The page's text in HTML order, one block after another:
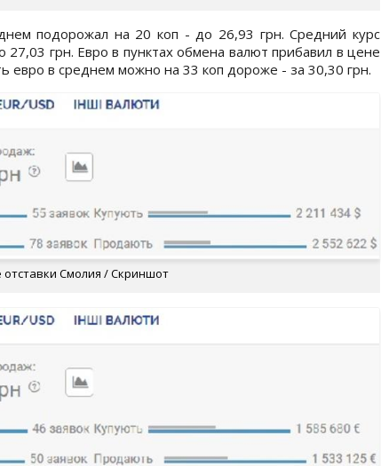
подорожал на 20 коп - до 26,93 грн. Средний курс
грн. Евро в пунктах обмена валют прибавил в цене
евро в среднем можно на 33 коп дороже - за 30,30 грн.
Смолия / Скриншот